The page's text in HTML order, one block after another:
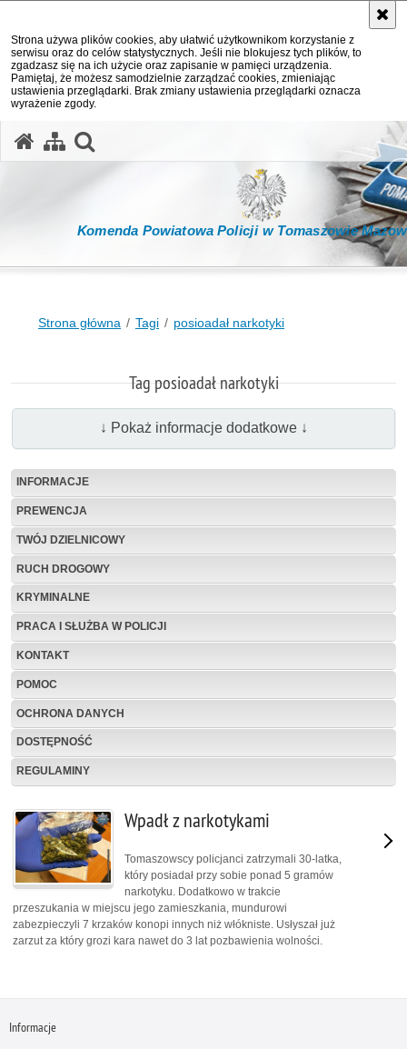
Strona używa plików cookies, aby ułatwić użytkownikom korzystanie z
serwisu oraz do celów statystycznych. Jeśli nie blokujesz tych plików, to
zgadzasz się na ich użycie oraz zapisanie w pamięci urządzenia.
Pamiętaj, że możesz samodzielnie zarządzać cookies, zmieniając
ustawienia przeglądarki. Brak zmiany ustawienia przeglądarki oznacza
wyrażenie zgody.
Komenda Powiatowa Policji w Tomaszowie
Strona główna Tagi posioadał narkotyki
Tag posioadał narkotyki
↓ Pokaż informacje dodatkowe ↓
INFORMACJE
PREWENCJA
TWÓJ DZIELNICOWY
RUCH DROGOWY
KRYMINALNE
PRACA I SŁUŻBA W POLICJI
KONTAKT
POMOC
OCHRONA DANYCH
DOSTĘPNOŚĆ
REGULAMINY
Wpadł z narkotykami
Tomaszowscy policjanci zatrzymali 30-latka,
który posiadał przy sobie ponad 5 gramów
narkotyku. Dodatkowo w trakcie
przeszukania w miejscu jego zamieszkania, mundurowi
zabezpieczyli 7 krzaków konopi innych niż włókniste. Usłyszał już
zarzut za który grozi kara nawet do 3 lat pozbawienia wolności.
Informacje